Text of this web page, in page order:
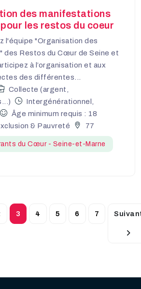
des manifestations
les restos du coeur
l'équipe "Organisation des
des Restos du Cœur de Seine et
à l’organisation et aux
des différentes...
Collecte (argent,
Intergénérationnel,
Âge minimum requis : 18
& Pauvreté 77
du Cœur - Seine-et-Marne
3 4 5 6 7